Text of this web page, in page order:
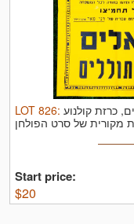
LOT 826: כרזת קולנוע
Start price:
$20